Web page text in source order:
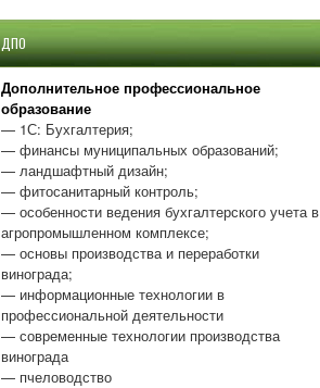
ДПО
Дополнительное профессиональное
образование
— 1С: Бухгалтерия;
— финансы муниципальных образований;
— ландшафтный дизайн;
— фитосанитарный контроль;
— особенности ведения бухгалтерского учета в
агропромышленном комплексе;
— основы производства и переработки
винограда;
— информационные технологии в
профессиональной деятельности
— современные технологии производства
винограда
— пчеловодство